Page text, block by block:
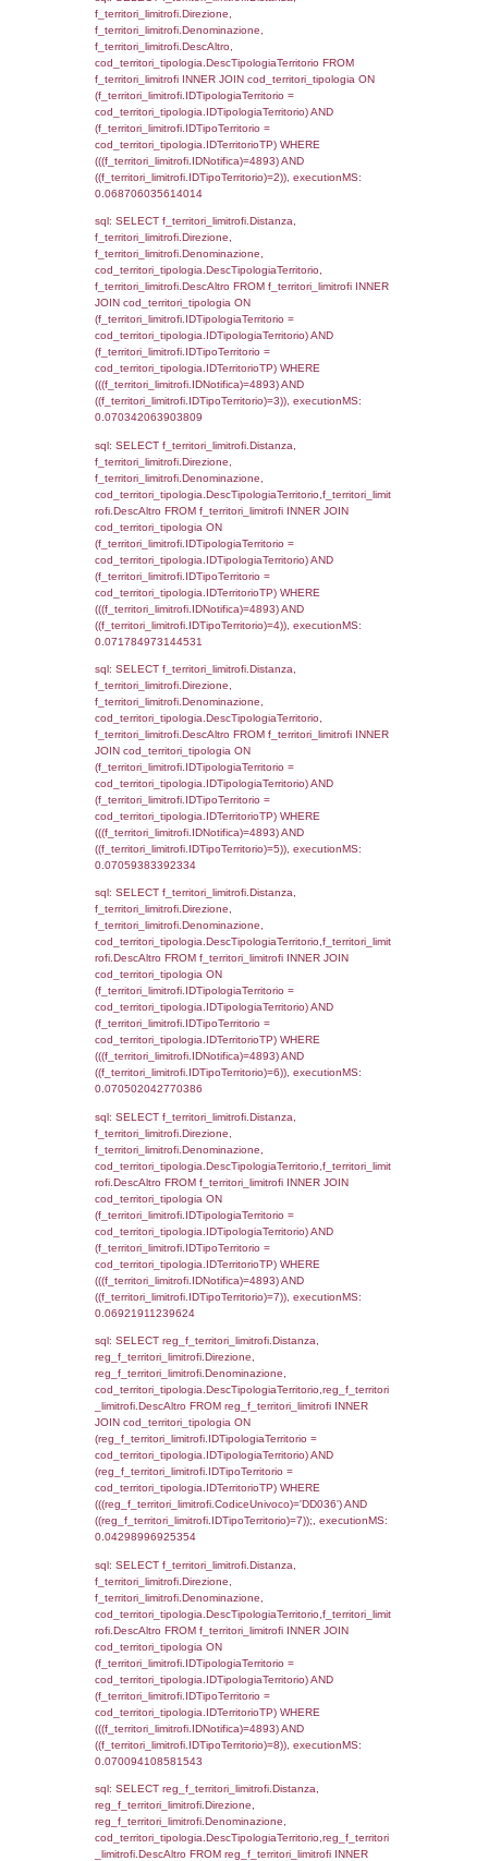
sql: SELECT a2p.Cognome, a2p.Nome
a2_ruolipersonale a2rp INNER JOIN
a2rp.IDPersonale = a2p.IDPersonale
(((a2p.IDNotifica)=4893) AND
executionMS: 0.0042431354522705
sql: SELECT Cognome, Nome FROM
reg_a2_ruolipersonale INNER JOIN
reg_a2_ruolipersonale.IDPersonale =
reg_a2_personale.IDPersonale WHERE
executionMS: 0.0024590492248535
sql: SELECT cod_ipa_aoo.des_amm,
d1_controlli.UntAmmTerr,
d1_controlli.Regione, d1_controlli.Provincia,
d1_controlli.Comune, d1_controlli.Via,
d1_controlli.Email, d1_controlli.Pec FROM
INNER JOIN d1_controlli ON
d1_controlli.UntAmmTerr where
executionMS: 0.02264404296875
sql: SELECT * FROM d2_autorizzazioni
IDNotifica=4893, executionMS:
sql: SELECT Ispezione, IDArticoloComma,
StatoIspezione,
'%d/%m/%Y') as DataApertura,
DATE_FORMAT(DataChiusura, '%d/%m/
DataChiusura,
'%d/%m/%Y') as DataUltimoPIR FROM
WHERE (((d3_ispezioni.IDNotifica)=4893)),
0.00050187110900879
sql: SELECT el_nazioni.DescIT,
FROM f_confini_stato INNER JOIN
f_confini_stato.IDStato = el_nazioni.IDStato
f_confini_stato.IDNotifica = 4893;,
0.00045394897460938
sql: SELECT el_regioni.Regione,
el_comuni.Comune,
f_confini INNER JOIN ((el_comuni INNER
ON el_comuni.IstProvincia =
INNER JOIN el_regioni ON
el_regioni.IstRegione) ON
el_comuni.IstComune WHERE
(((f_confini.IDNotifica)=4893));,
0.0005340576171875
sql: SELECT
SEPARATOR '; ') AS DescAltro,
(f_territori_limitrofi.IDTipologiaTerritorio =
cod_territori_tipologia.IDTipologiaTerritorio
f_territori_limitrofi.IDTipoTerritorio =
cod_territori_tipologia.IDTerritorioTP )
((f_territori_limitrofi.IDNotifica) = 4893 ) AND
cod_territori_tipologia.IDTerritorioTP = 1)
executionMS: 0.053215026855469
sql: SELECT f_territori_limitrofi.Distanza,
f_territori_limitrofi.Direzione,
f_territori_limitrofi.Denominazione,
f_territori_limitrofi.DescAltro,
f_territori_limitrofi INNER JOIN
(f_territori_limitrofi.IDTipologiaTerritorio =
cod_territori_tipologia.IDTipologiaTerritorio)
cod_territori_tipologia.IDTerritorioTP)
(((f_territori_limitrofi.IDNotifica)=4893) AND
((f_territori_limitrofi.IDTipoTerritorio)=2)),